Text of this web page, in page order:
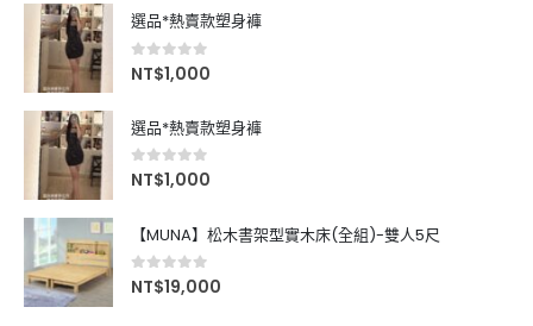
選品*熱賣款塑身褲
0out of 5
NT$1,000
選品*熱賣款塑身褲
0out of 5
NT$1,000
【MUNA】松木書架型實木床(全組)-雙人5尺
0out of 5
NT$19,000